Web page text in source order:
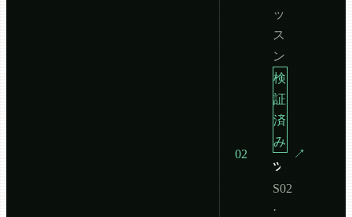
02
ッ
ス
ン
検
証
済
み
S02
·
↗